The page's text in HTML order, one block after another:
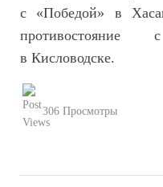
с «Победой» в
в Кисловодске.
306 Просмотры